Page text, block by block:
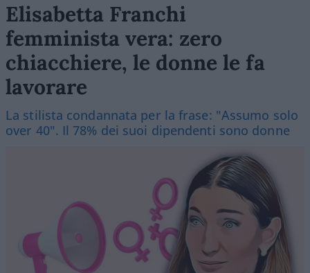
Elisabetta Franchi
femminista vera: zero
chiacchiere, le donne le fa
lavorare
La stilista condannata per la frase: "Assumo solo
over 40". Il 78% dei suoi dipendenti sono donne